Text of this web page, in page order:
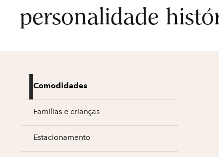
personalidade
Comodidades
Famílias e crianças
Estacionamento